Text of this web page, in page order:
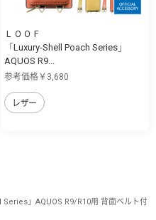
ＬＯＯＦ
「Luxury-Shell Poach Series」
AQUOS R9...
参考価格￥3,680
レザー
Series」AQUOS R9/R10用 背面ベルト付